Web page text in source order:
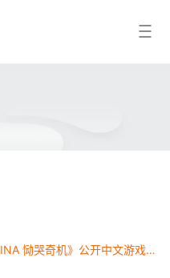
动作RPG《CRYMACHINA 恸哭奇机》公开中文游戏画面及开始连载角色介绍 - 爱游戏app体育